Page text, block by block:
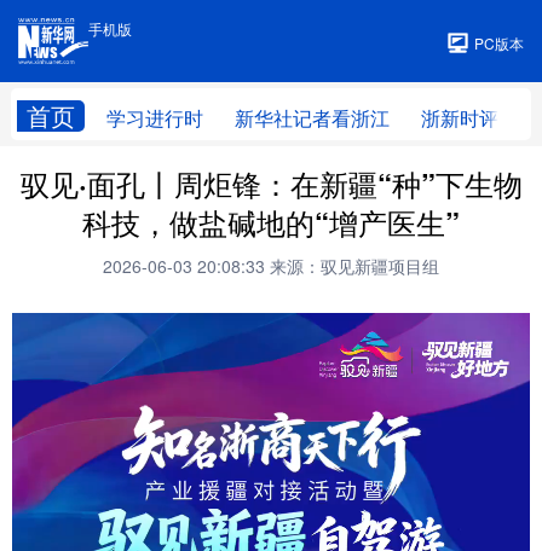
手机版
PC版本
首页 学习进行时 新华社记者看浙江 浙新时评
手机版
驭见·面孔丨周炬锋：在新疆“种”下生物
科技，做盐碱地的“增产医生”
2026-06-03 20:08:33 来源：驭见新疆项目组